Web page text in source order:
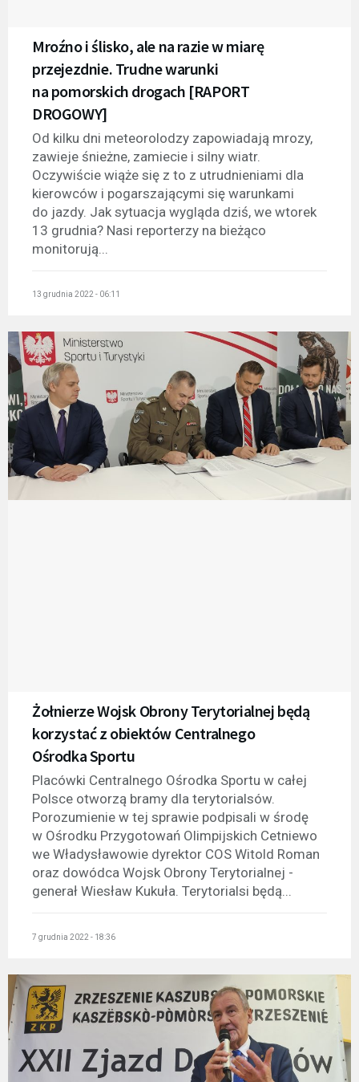
Mroźno i ślisko, ale na razie w miarę
przejezdnie. Trudne warunki
na pomorskich drogach [RAPORT
DROGOWY]
Od kilku dni meteorolodzy zapowiadają mrozy,
zawieje śnieżne, zamiecie i silny wiatr.
Oczywiście wiąże się z to z utrudnieniami dla
kierowców i pogarszającymi się warunkami
do jazdy. Jak sytuacja wygląda dziś, we wtorek
13 grudnia? Nasi reporterzy na bieżąco
monitorują...
13 grudnia 2022 - 06:11
Żołnierze Wojsk Obrony Terytorialnej będą
korzystać z obiektów Centralnego
Ośrodka Sportu
Placówki Centralnego Ośrodka Sportu w całej
Polsce otworzą bramy dla terytorialsów.
Porozumienie w tej sprawie podpisali w środę
w Ośrodku Przygotowań Olimpijskich Cetniewo
we Władysławowie dyrektor COS Witold Roman
oraz dowódca Wojsk Obrony Terytorialnej -
generał Wiesław Kukuła. Terytorialsi będą...
7 grudnia 2022 - 18:36